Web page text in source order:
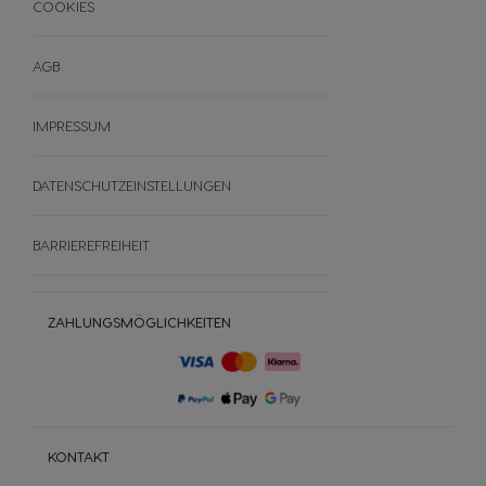
ZAHLUNGSMÖGLICHKEITEN
KONTAKT
COOKIES
AGB
IMPRESSUM
DATENSCHUTZEINSTELLUNGEN
BARRIEREFREIHEIT